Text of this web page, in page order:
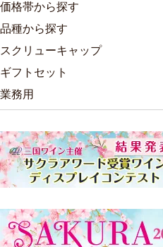
価格帯から探す
品種から探す
スクリューキャップ
ギフトセット
業務用